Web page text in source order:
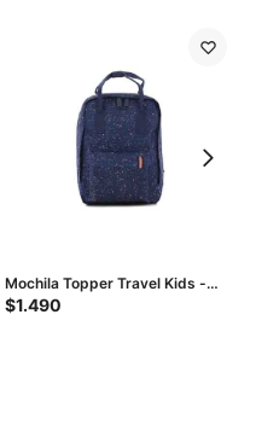
Mochila Topper Travel Kids -
Azul
$1.490